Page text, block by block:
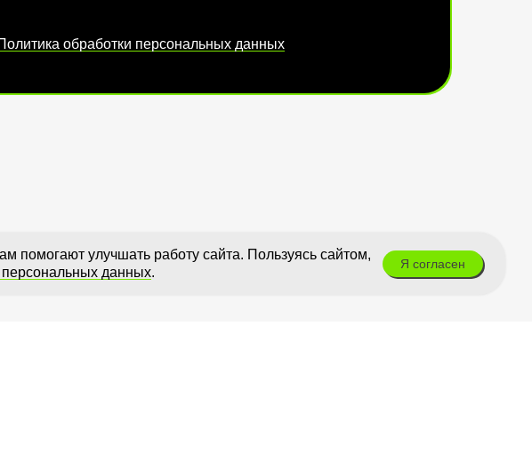
обработки персональных данных
помогают улучшать работу сайта. Пользуясь сайтом,
персональных данных.
Я согласен